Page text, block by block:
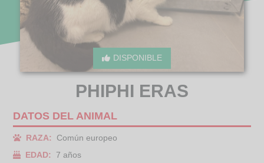
DISPONIBLE
PHIPHI ERAS
DATOS DEL ANIMAL
RAZA:
Común europeo
EDAD:
7 años